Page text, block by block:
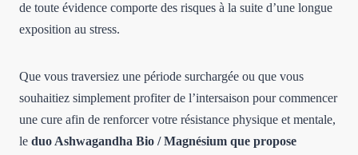
de toute évidence comporte des risques à la suite d’une longue
exposition au stress.
Que vous traversiez une période surchargée ou que vous
souhaitiez simplement profiter de l’intersaison pour commencer
une cure afin de renforcer votre résistance physique et mentale,
le duo Ashwagandha Bio / Magnésium que propose